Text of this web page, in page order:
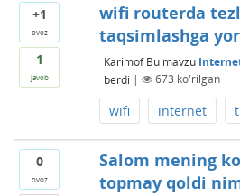
+1
ovoz
1
javob
wifi routerda
taqsimlashga
Karimof Bu mavzu
berdi | 673 ko'rilgan
wifi internet
0
ovoz
Salom mening
topmay qoldi